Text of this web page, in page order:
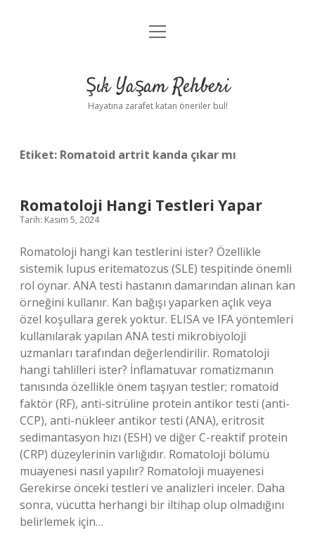
Anasayfa
Yasal Uyarı
menüyü
Şık Yaşam Rehberi
Hayatına zarafet katan öneriler bul!
Etiket: Romatoid artrit kanda çıkar mı
Romatoloji Hangi Testleri Yapar
Tarih: Kasım 5, 2024
Romatoloji hangi kan testlerini ister? Özellikle
sistemik lupus eritematozus (SLE) tespitinde önemli
rol oynar. ANA testi hastanın damarından alınan kan
örneğini kullanır. Kan bağışı yaparken açlık veya
özel koşullara gerek yoktur. ELISA ve IFA yöntemleri
kullanılarak yapılan ANA testi mikrobiyoloji
uzmanları tarafından değerlendirilir. Romatoloji
hangi tahlilleri ister? İnflamatuvar romatizmanın
tanısında özellikle önem taşıyan testler; romatoid
faktör (RF), anti-sitrüline protein antikor testi (anti-
CCP), anti-nükleer antikor testi (ANA), eritrosit
sedimantasyon hızı (ESH) ve diğer C-reaktif protein
(CRP) düzeylerinin varlığıdır. Romatoloji bölümü
muayenesi nasıl yapılır? Romatoloji muayenesi
Gerekirse önceki testleri ve analizleri inceler. Daha
sonra, vücutta herhangi bir iltihap olup olmadığını
belirlemek için…